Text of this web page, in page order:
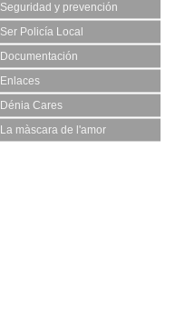
Seguridad y prevención
Ser Policía Local
Documentación
Enlaces
Dénia Cares
La màscara de l'amor